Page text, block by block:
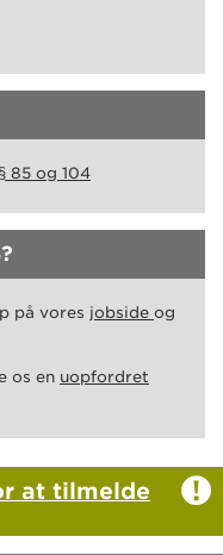
85 og 104
på vores jobside og
os en uopfordret
at tilmelde